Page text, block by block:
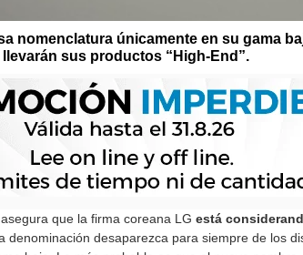
nomenclatura únicamente en su gama
sus productos “High-End”.
que la firma coreana LG está
denominación desaparezca para siempre de los